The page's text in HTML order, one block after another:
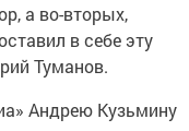
а во-вторых,
в себе эту
Туманов.
Андрею Кузьмину